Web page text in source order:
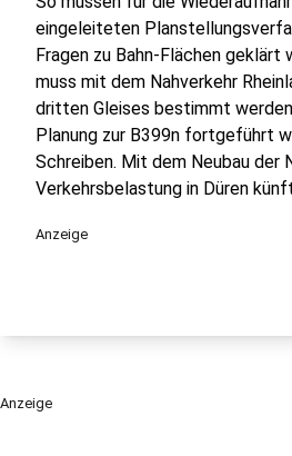
eingeleiteten
Fragen zu Bahn-Flächen geklärt
muss mit dem Nahverkehr
dritten Gleises bestimmt
Planung zur B399n fortgeführt
Schreiben. Mit dem Neubau der
Verkehrsbelastung in Düren
Anzeige
Anzeige